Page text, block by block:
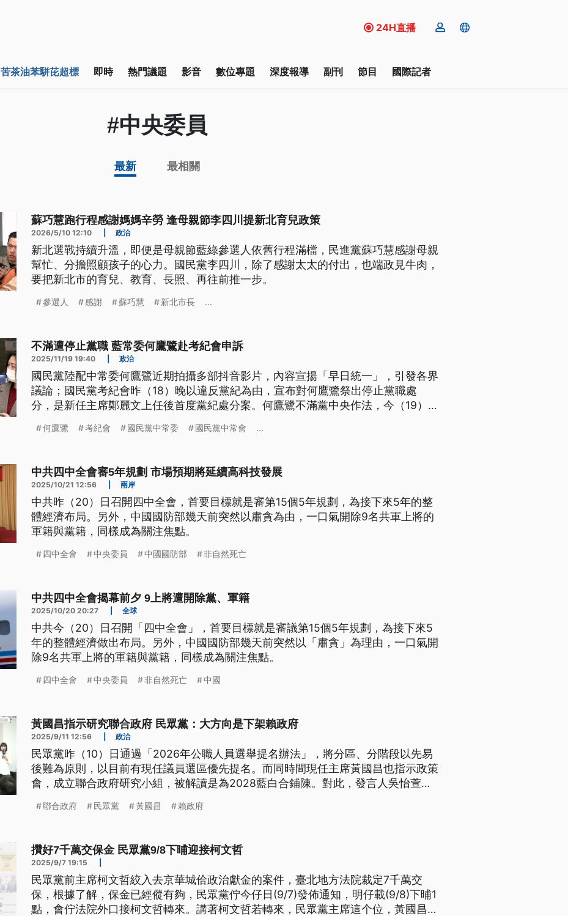
24H直播
苦茶油苯駢芘超標 即時 熱門議題 影音 數位專題 深度報導 副刊 節目 國際記者
#中央委員
最新 最相關
蘇巧慧跑行程感謝媽媽辛勞 逢母親節李四川提新北育兒政策
2026/5/10 12:10 政治
新北選戰持續升溫，即便是母親節藍綠參選人依舊行程滿檔，民進黨蘇巧慧感謝母親
幫忙、分擔照顧孩子的心力。國民黨李四川，除了感謝太太的付出，也端政見牛肉，
要把新北市的育兒、教育、長照、再往前推一步。
參選人 感謝 蘇巧慧 新北市長 ...
不滿遭停止黨職 藍常委何鷹鷺赴考紀會申訴
2025/11/19 19:40 政治
國民黨陸配中常委何鷹鷺近期拍攝多部抖音影片，內容宣揚「早日統一」，引發各界
議論；國民黨考紀會昨（18）晚以違反黨紀為由，宣布對何鷹鷺祭出停止黨職處
分，是新任主席鄭麗文上任後首度黨紀處分案。何鷹鷺不滿黨中央作法，今（19）
何鷹鷺 考紀會 國民黨中常委 國民黨中常會 ...
中共四中全會審5年規劃 市場預期將延續高科技發展
2025/10/21 12:56 兩岸
中共昨（20）日召開四中全會，首要目標就是審第15個5年規劃，為接下來5年的整
體經濟布局。另外，中國國防部幾天前突然以肅貪為由，一口氣開除9名共軍上將的
軍籍與黨籍，同樣成為關注焦點。
四中全會 中央委員 中國國防部 非自然死亡
中共四中全會揭幕前夕 9上將遭開除黨、軍籍
2025/10/20 20:27 全球
中共今（20）日召開「四中全會」，首要目標就是審議第15個5年規劃，為接下來5
年的整體經濟做出布局。另外，中國國防部幾天前突然以「肅貪」為理由，一口氣開
除9名共軍上將的軍籍與黨籍，同樣成為關注焦點。
四中全會 中央委員 非自然死亡 中國
黃國昌指示研究聯合政府 民眾黨：大方向是下架賴政府
2025/9/11 12:56 政治
民眾黨昨（10）日通過「2026年公職人員選舉提名辦法」，將分區、分階段以先易
後難為原則，以目前有現任議員選區優先提名。而同時間現任主席黃國昌也指示政策
會，成立聯合政府研究小組，被解讀是為2028藍白合鋪陳。對此，發言人吳怡萱坦
作，則是持保留態度。
聯合政府 民眾黨 黃國昌 賴政府
攢好7千萬交保金 民眾黨9/8下晡迎接柯文哲
2025/9/7 19:15
民眾黨前主席柯文哲絞入去京華城佮政治獻金的案件，臺北地方法院裁定7千萬交
保，根據了解，保金已經傱有夠，民眾黨佇今仔日(9/7)發佈通知，明仔載(9/8)下晡1
點，會佇法院外口接柯文哲轉來。講著柯文哲若轉來，民眾黨主席這个位，黃國昌敢